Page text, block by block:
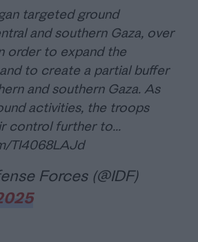
targeted ground
and southern Gaza, over
order to expand the
to create a partial buffer
and southern Gaza. As
activities, the troops
control further to…
TI4068LAJd
Forces (@IDF)